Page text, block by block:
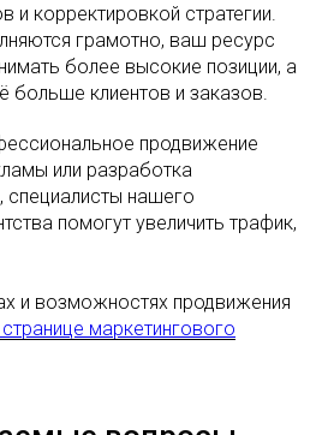
и корректировкой стратегии.
грамотно, ваш ресурс
более высокие позиции, а
больше клиентов и заказов.
продвижение
или разработка
специалисты нашего
помогут увеличить трафик,
и возможностях продвижения
маркетингового